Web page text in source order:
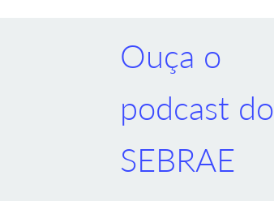
Ouça o
podcast do
SEBRAE